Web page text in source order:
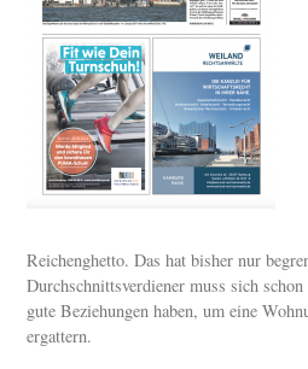
Reichenghetto. Das hat bisher nur
Durchschnittsverdiener muss sich
gute Beziehungen haben, um eine
ergattern.